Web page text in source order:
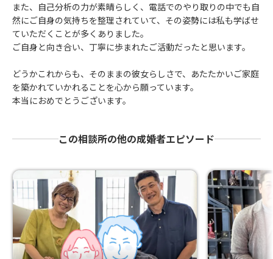
また、自己分析の力が素晴らしく、電話でのやり取りの中でも自
然にご自身の気持ちを整理されていて、その姿勢には私も学ばせ
ていただくことが多くありました。
ご自身と向き合い、丁寧に歩まれたご活動だったと思います。
どうかこれからも、そのままの彼女らしさで、あたたかいご家庭
を築かれていかれることを心から願っています。
本当におめでとうございます。
この相談所の他の成婚者エピソード